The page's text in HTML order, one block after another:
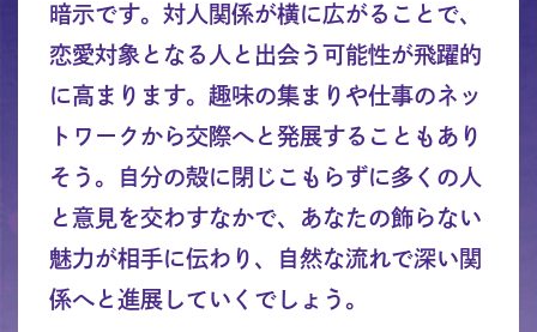
暗示です。対人関係が横に広がることで、
恋愛対象となる人と出会う可能性が飛躍的
に高まります。趣味の集まりや仕事のネッ
トワークから交際へと発展することもあり
そう。自分の殻に閉じこもらずに多くの人
と意見を交わすなかで、あなたの飾らない
魅力が相手に伝わり、自然な流れで深い関
係へと進展していくでしょう。